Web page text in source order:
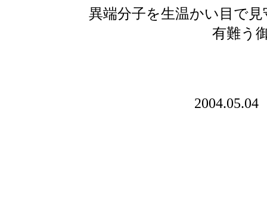
異端分子を生温かい目で
有難う